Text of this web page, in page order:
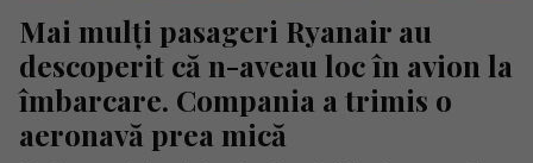
Mai mulți pasageri Ryanair au
descoperit că n-aveau loc în avion la
îmbarcare. Compania a trimis o
aeronavă prea mică